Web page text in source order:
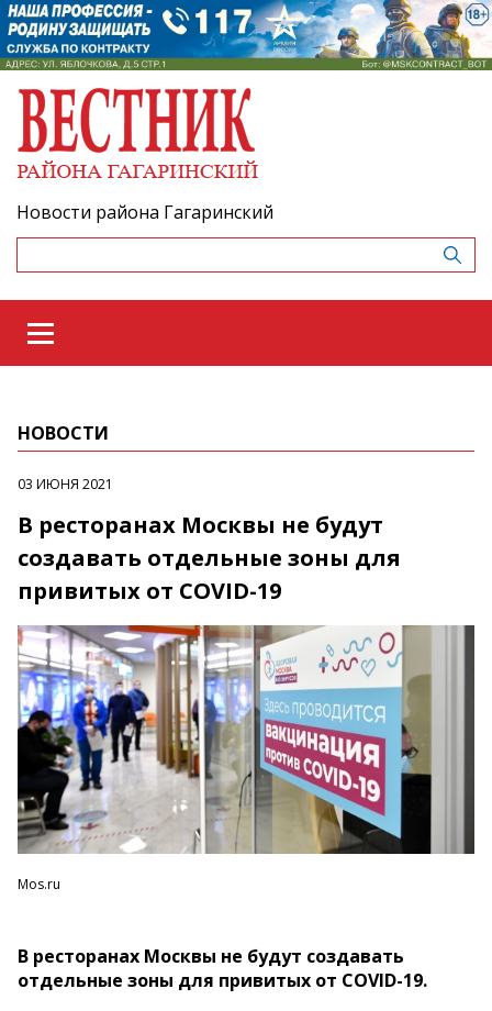
Новости района Гагаринский
НОВОСТИ
03 ИЮНЯ 2021
В ресторанах Москвы не будут
создавать отдельные зоны для
привитых от COVID-19
Mos.ru
В ресторанах Москвы не будут создавать
отдельные зоны для привитых от COVID-19.